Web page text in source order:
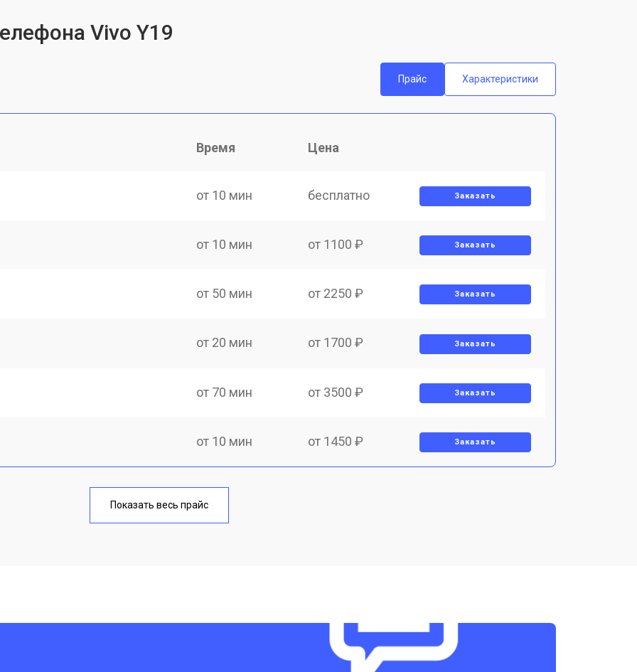
Vivo Y19
Прайс
Характеристики
Время Цена
от 10 мин бесплатно Заказать
от 10 мин от 1100 ₽ Заказать
от 50 мин от 2250 ₽ Заказать
от 20 мин от 1700 ₽ Заказать
от 70 мин от 3500 ₽ Заказать
от 10 мин от 1450 ₽ Заказать
от 40 мин
от 3300 ₽
Показать весь прайс